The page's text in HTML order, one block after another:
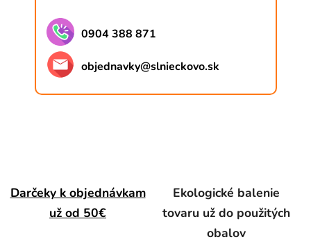
0904 388 871
objednavky@slnieckovo.sk
Darčeky k objednávkam
už od 50€
Ekologické balenie
tovaru už do použitých
obalov